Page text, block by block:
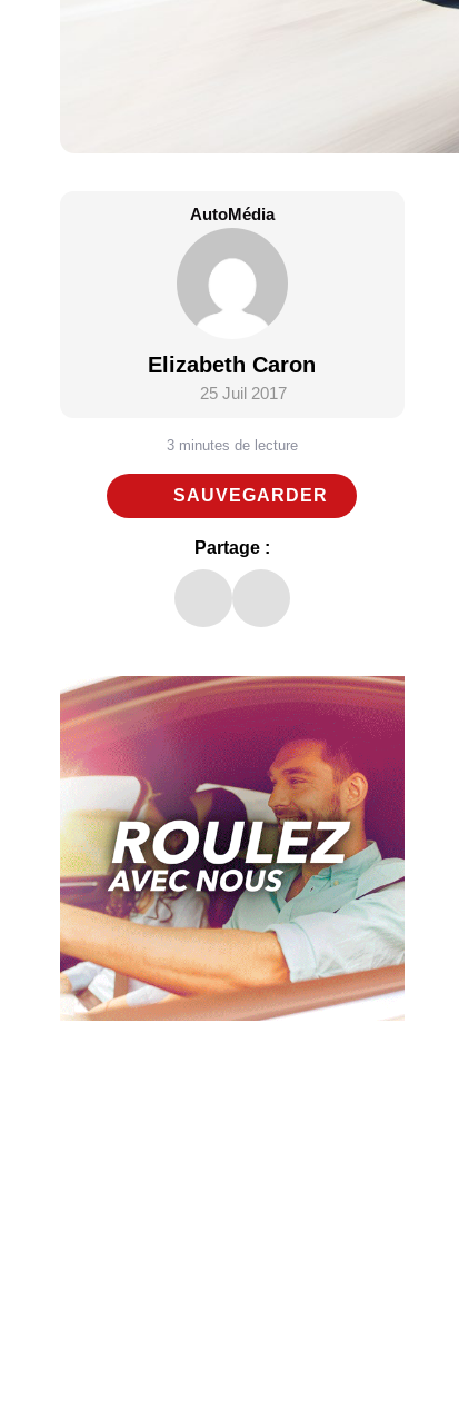
AutoMédia
Elizabeth Caron
25 Juil 2017
3 minutes de lecture
SAUVEGARDER
Partage :